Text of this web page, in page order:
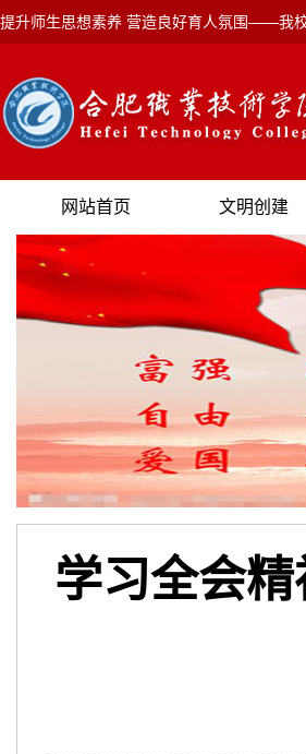
提升师生思想素养 营造良好育人氛围——我
网站首页 文明创建
学习全会